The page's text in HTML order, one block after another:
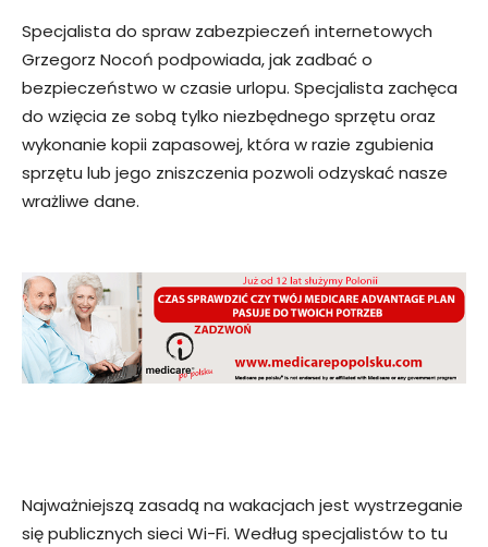
Specjalista do spraw zabezpieczeń internetowych
Grzegorz Nocoń podpowiada, jak zadbać o
bezpieczeństwo w czasie urlopu. Specjalista zachęca
do wzięcia ze sobą tylko niezbędnego sprzętu oraz
wykonanie kopii zapasowej, która w razie zgubienia
sprzętu lub jego zniszczenia pozwoli odzyskać nasze
wrażliwe dane.
Najważniejszą zasadą na wakacjach jest wystrzeganie
się publicznych sieci Wi-Fi. Według specjalistów to tu